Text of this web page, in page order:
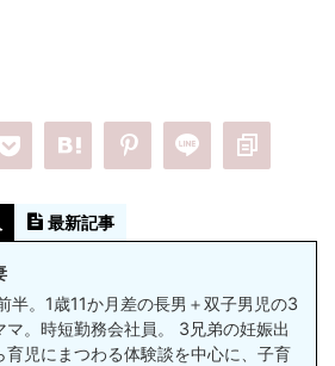
最新記事
半。1歳11か月差の長男＋双子男児の3
マ。時短勤務会社員。 3兄弟の妊娠出
育児にまつわる体験談を中心に、子育